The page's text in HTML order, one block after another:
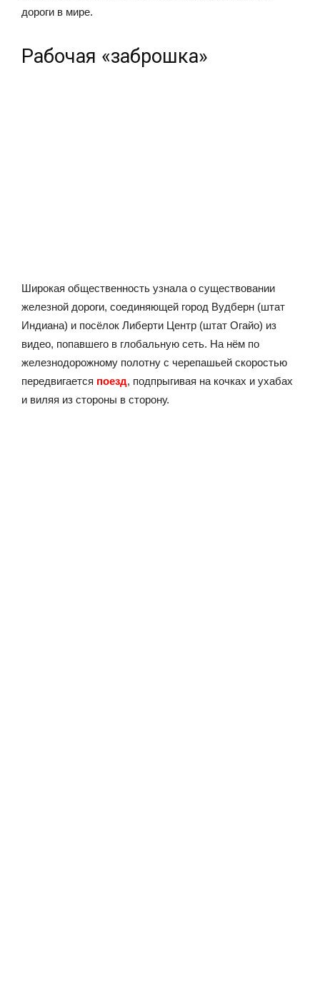
дороги в мире.
Рабочая «заброшка»
Широкая общественность узнала о существовании
железной дороги, соединяющей город Вудберн (штат
Индиана) и посёлок Либерти Центр (штат Огайо) из
видео, попавшего в глобальную сеть. На нём по
железнодорожному полотну с черепашьей скоростью
передвигается поезд, подпрыгивая на кочках и ухабах
и виляя из стороны в сторону.